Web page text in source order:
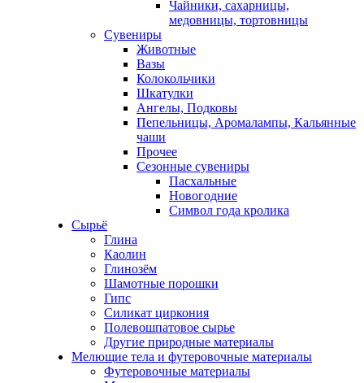
Чайники, сахарницы,
медовницы, тортовницы
Сувениры
Животные
Вазы
Колокольчики
Шкатулки
Ангелы, Подковы
Пепельницы, Аромалампы, Кальянные
чаши
Прочее
Сезонные сувениры
Пасхальные
Новогодние
Символ года кролика
Сырьё
Глина
Каолин
Глинозём
Шамотные порошки
Гипс
Силикат циркония
Полевошпатовое сырье
Другие природные материалы
Мелющие тела и футеровочные материалы
Футеровочные материалы